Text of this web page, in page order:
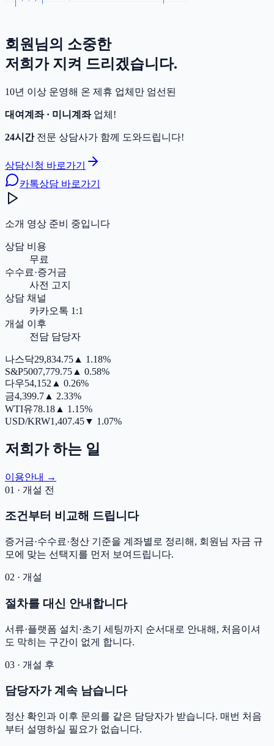
회원님의 소중한
저희가 지켜 드리겠습니다.
10년 이상 운영해 온 제휴 업체만 엄선된
대여계좌 · 미니계좌업체!
24시간전문 상담사가 함께 도와드립니다!
상담신청 바로가기
카톡상담 바로가기
소개 영상 준비 중입니다
상담 비용
무료
수수료·증거금
사전 고지
상담 채널
카카오톡 1:1
개설 이후
전담 담당자
나스닥29,834.75 ▲ 1.18%
S&P5007,779.75 ▲ 0.58%
다우54,152 ▲ 0.26%
금4,399.7 ▲ 2.33%
WTI유78.18 ▲ 1.15%
USD/KRW1,407.45▼ 1.07%
저희가 하는 일
이용안내 →
01 · 개설 전
조건부터 비교해 드립니다
증거금·수수료·청산 기준을 계좌별로 정리해, 회원님 자금 규
모에 맞는 선택지를 먼저 보여드립니다.
02 · 개설
절차를 대신 안내합니다
서류·플랫폼 설치·초기 세팅까지 순서대로 안내해, 처음이셔
도 막히는 구간이 없게 합니다.
03 · 개설 후
담당자가 계속 남습니다
정산 확인과 이후 문의를 같은 담당자가 받습니다. 매번 처음
부터 설명하실 필요가 없습니다.